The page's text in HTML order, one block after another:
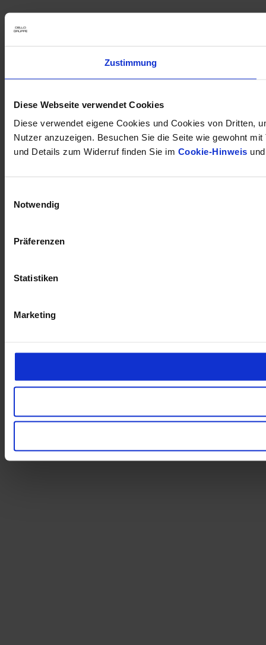
Zustimmung
Diese Webseite verwendet Cookies
Diese verwendet eigene Cookies und Cookies von Dritten,
Nutzer anzuzeigen. Besuchen Sie die Seite wie gewohnt
und Details zum Widerruf finden Sie im Cookie-Hinweis
Notwendig
Präferenzen
Statistiken
Marketing